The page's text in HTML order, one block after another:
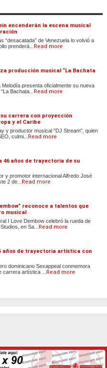
encenderán la escena musical
“desacatada” de Venezuela lo volvió a
prenderá... Read more
producción musical “La Bachata
Melodía presenta oficialmente su nueva
Bachata... Read more
carrera con proyección
y el Caribe
y productor musical "DJ Stream", quien
culmi... Read more
46 años de trayectoria de su
y promotor internacional Alfredo José
2 de... Read more
reconoce a talentos que
musical
I Love Dembow celebró la rueda de
en Sa... Read more
años de trayectoria artística con
dominicano Sexappeal conmemora
carrera artística ... Read more